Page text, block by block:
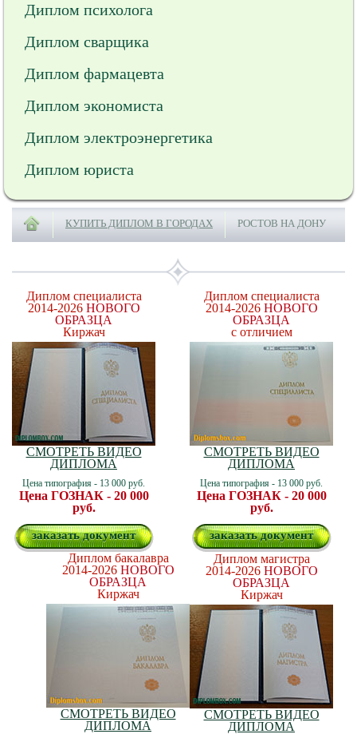
Диплом психолога
Диплом сварщика
Диплом фармацевта
Диплом экономиста
Диплом электроэнергетика
Диплом юриста
КУПИТЬ ДИПЛОМ В ГОРОДАХ РОСТОВ НА ДОНУ
Диплом специалиста
2014-2026 НОВОГО
ОБРАЗЦА
Киржач
СМОТРЕТЬ ВИДЕО
ДИПЛОМА
Цена типография - 13 000 руб.
Цена ГОЗНАК - 20 000
руб.
заказать документ
Диплом специалиста
2014-2026 НОВОГО
ОБРАЗЦА
с отличием
СМОТРЕТЬ ВИДЕО
ДИПЛОМА
Цена типография - 13 000 руб.
Цена ГОЗНАК - 20 000
руб.
заказать документ
Диплом бакалавра
2014-2026 НОВОГО
ОБРАЗЦА
Киржач
СМОТРЕТЬ ВИДЕО
ДИПЛОМА
Диплом магистра
2014-2026 НОВОГО
ОБРАЗЦА
Киржач
СМОТРЕТЬ ВИДЕО
ДИПЛОМА